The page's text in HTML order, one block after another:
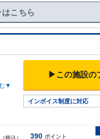
こちら
▼
▶この施設の
インボイス制度に対応
390 ポイント